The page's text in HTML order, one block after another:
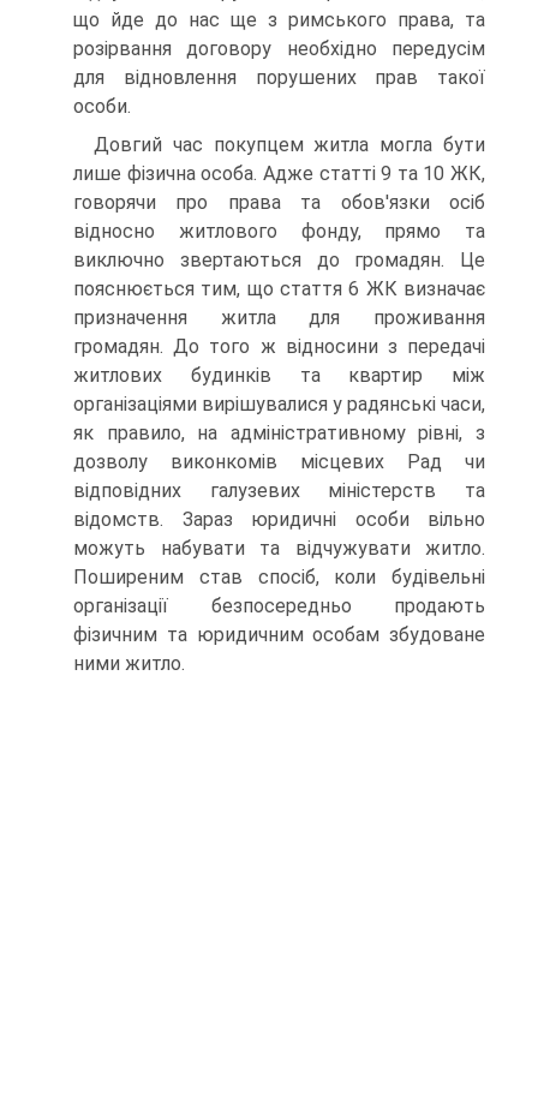
що йде до нас ще з римського права, та
розірвання договору необхідно передусім
для відновлення порушених прав такої
особи.
Довгий час покупцем житла могла бути
лише фізична особа. Адже статті 9 та 10 ЖК,
говорячи про права та обов'язки осіб
відносно житлового фонду, прямо та
виключно звертаються до громадян. Це
пояснюється тим, що стаття 6 ЖК визначає
призначення житла для проживання
громадян. До того ж відносини з передачі
житлових будинків та квартир між
організаціями вирішувалися у радянські часи,
як правило, на адміністративному рівні, з
дозволу виконкомів місцевих Рад чи
відповідних галузевих міністерств та
відомств. Зараз юридичні особи вільно
можуть набувати та відчужувати житло.
Поширеним став спосіб, коли будівельні
організації безпосередньо продають
фізичним та юридичним особам збудоване
ними житло.